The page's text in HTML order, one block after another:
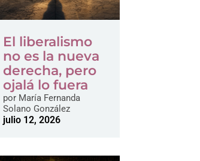
El liberalismo
no es la nueva
derecha, pero
ojalá lo fuera
porMaría Fernanda
Solano González
julio 12, 2026